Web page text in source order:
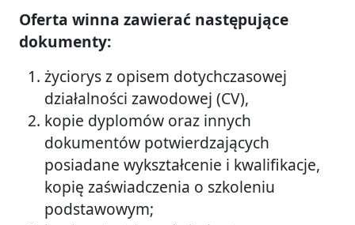
Oferta winna zawierać następujące
dokumenty:
życiorys z opisem dotychczasowej
działalności zawodowej (CV),
kopie dyplomów oraz innych
dokumentów potwierdzających
posiadane wykształcenie i kwalifikacje,
kopię zaświadczenia o szkoleniu
podstawowym;